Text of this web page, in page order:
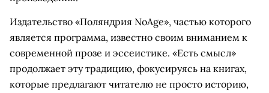
Издательство «Поляндрия NoAge», частью которого
является программа, известно своим вниманием к
современной прозе и эссеистике. «Есть смысл»
продолжает эту традицию, фокусируясь на книгах,
которые предлагают читателю не просто историю,